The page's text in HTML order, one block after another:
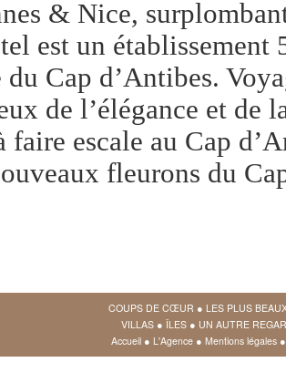
& Nice,
est un
du Cap d’Antibes.
de l’élégance et de
faire escale au Cap
fleurons du
COUPS DE CŒUR ● LES PLUS
VILLAS ● ÎLES ● UN AUTRE
Accueil ● L'Agence ● Mentions légales